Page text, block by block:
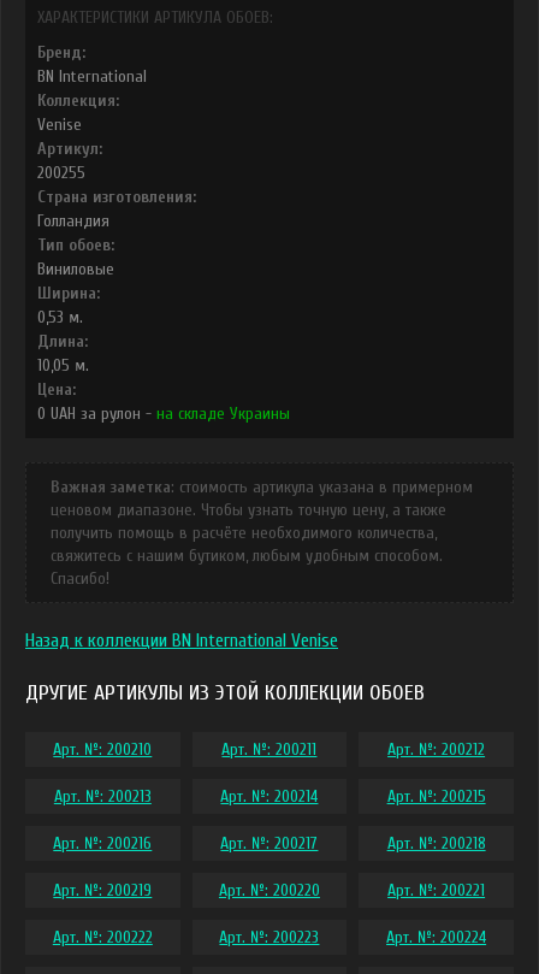
ХАРАКТЕРИСТИКИ АРТИКУЛА ОБОЕВ:
Бренд:
BN International
Коллекция:
Venise
Артикул:
200255
Страна изготовления:
Голландия
Тип обоев:
Виниловые
Ширина:
0,53 м.
Длина:
10,05 м.
Цена:
0 UAH за рулон - на складе Украины
Важная заметка: стоимость артикула указана в примерном
ценовом диапазоне. Чтобы узнать точную цену, а также
получить помощь в расчёте необходимого количества,
свяжитесь с нашим бутиком, любым удобным способом.
Спасибо!
Назад к коллекции BN International Venise
ДРУГИЕ АРТИКУЛЫ ИЗ ЭТОЙ КОЛЛЕКЦИИ ОБОЕВ
Арт. №: 200210 Арт. №: 200211 Арт. №: 200212
Арт. №: 200213 Арт. №: 200214 Арт. №: 200215
Арт. №: 200216 Арт. №: 200217 Арт. №: 200218
Арт. №: 200219 Арт. №: 200220 Арт. №: 200221
Арт. №: 200222 Арт. №: 200223 Арт. №: 200224